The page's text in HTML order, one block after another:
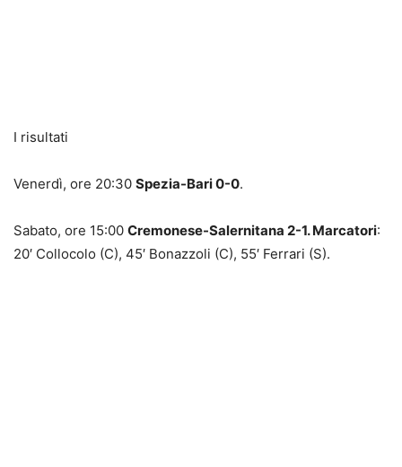
I risultati
Venerdì, ore 20:30 Spezia-Bari 0-0.
Sabato, ore 15:00 Cremonese-Salernitana 2-1. Marcatori:
20′ Collocolo (C), 45′ Bonazzoli (C), 55′ Ferrari (S).